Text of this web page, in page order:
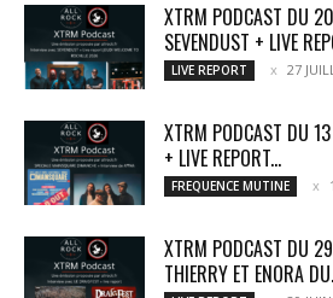
XTRM PODCAST DU
SEVENDUST + LIVE
LIVE REPORT 27
XTRM PODCAST DU
+ LIVE REPORT...
FREQUENCE MUTINE
XTRM PODCAST DU
THIERRY ET ENORA